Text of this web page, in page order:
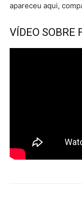
apareceu aqui,
VÍDEO SOBRE